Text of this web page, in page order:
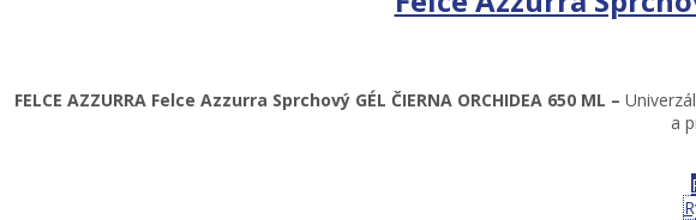
FELCE AZZURRA Felce Azzurra Sprchový GÉL ČIERNA ORCHIDEA 650 ML –
a